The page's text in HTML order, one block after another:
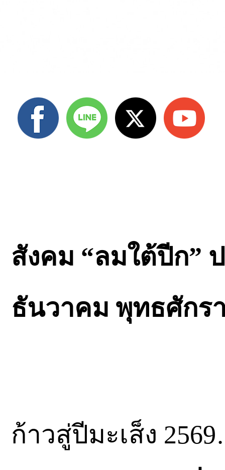
สังคม “ลมใต้ปีก”
ธันวาคม พุทธศักร
ก้าวสู่ปีมะเส็ง